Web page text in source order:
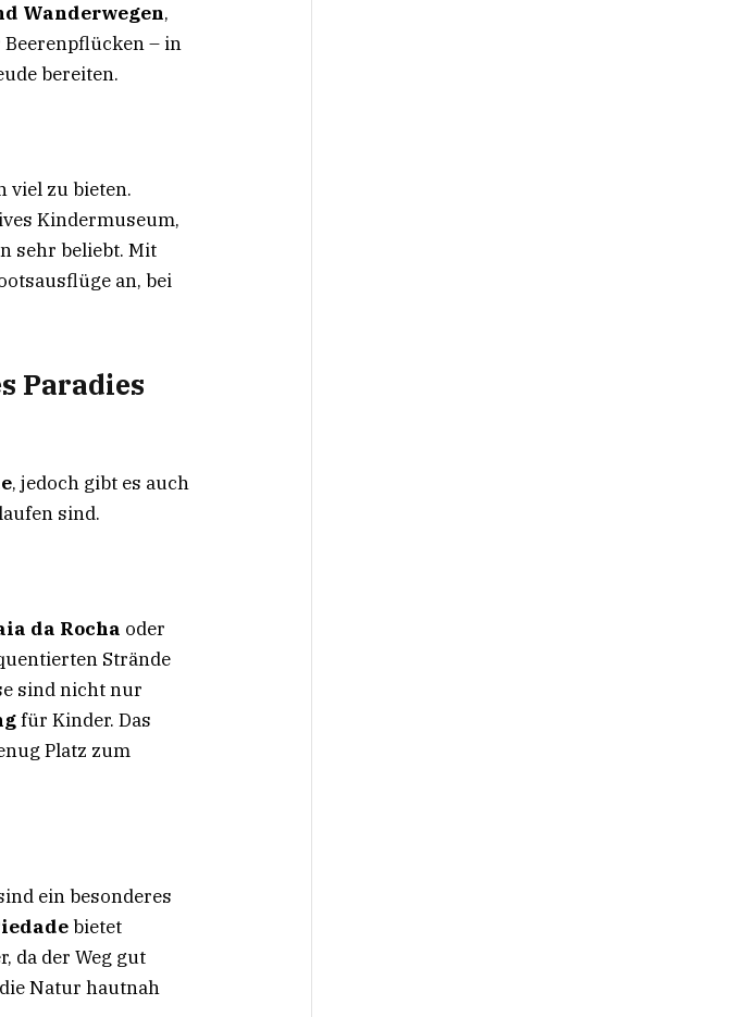
Wanderwegen,
– in
bereiten.
viel zu bieten.
Kindermuseum,
sehr beliebt. Mit
an, bei
Paradies
, jedoch gibt es auch
sind.
da Rocha oder
Strände
sind nicht nur
für Kinder. Das
Platz zum
ein besonderes
bietet
da der Weg gut
Natur hautnah